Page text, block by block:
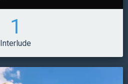
1
Interlude